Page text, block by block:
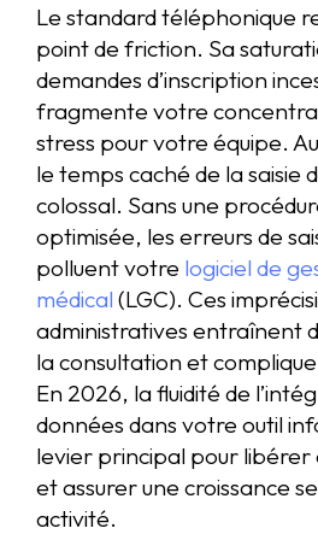
Le standard téléphonique
point de friction. Sa
demandes d’inscription
fragmente votre
stress pour votre équipe.
le temps caché de la saisie
colossal. Sans une
optimisée, les erreurs de
polluent votre logiciel de
médical (LGC). Ces
administratives entraînent
la consultation et
En 2026, la fluidité de
données dans votre outil
levier principal pour libérer
et assurer une croissance
activité.